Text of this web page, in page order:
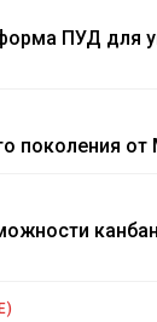
ПУД для
поколения от